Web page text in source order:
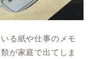
る紙や仕事のメモ
が家庭で出てしま